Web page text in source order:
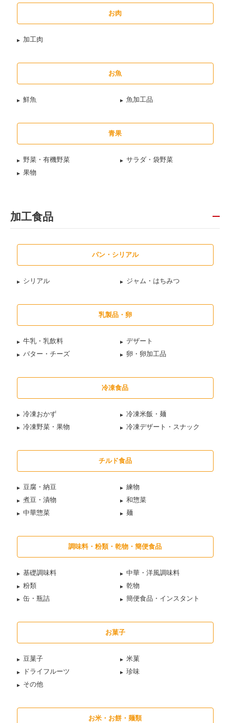
お肉
加工肉
お魚
鮮魚 魚加工品
青果
野菜・有機野菜
サラダ・袋野菜
果物
加工食品
パン・シリアル
シリアル ジャム・はちみつ
乳製品・卵
牛乳・乳飲料
デザート
バター・チーズ
卵・卵加工品
冷凍食品
冷凍おかず
冷凍米飯・麺
冷凍野菜・果物
冷凍デザート・スナック
チルド食品
豆腐・納豆
練物
煮豆・漬物
和惣菜
中華惣菜
麺
調味料・粉類・乾物・簡便食品
基礎調味料
中華・洋風調味料
粉類
乾物
缶・瓶詰
簡便食品・インスタント
お菓子
豆菓子
米菓
ドライフルーツ
珍味
その他
お米・お餅・麺類